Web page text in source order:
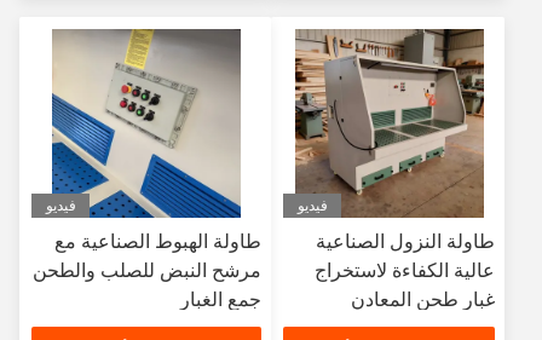
فيديو
طاولة النزول الصناعية
عالية الكفاءة لاستخراج
غبار طحن المعادن
فيديو
طاولة الهبوط الصناعية مع
مرشح النبض للصلب والطحن
جمع الغبار